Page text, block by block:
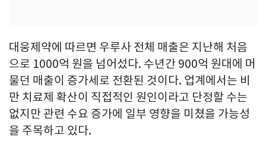
대웅제약에 따르면 우루사 전체 매출은 지난해 처음
으로 1000억 원을 넘어섰다. 수년간 900억 원대에 머
물던 매출이 증가세로 전환된 것이다. 업계에서는 비
만 치료제 확산이 직접적인 원인이라고 단정할 수는
없지만 관련 수요 증가에 일부 영향을 미쳤을 가능성
을 주목하고 있다.